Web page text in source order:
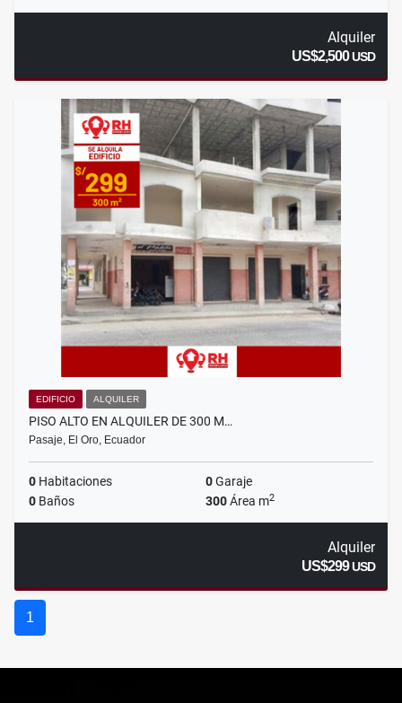
Alquiler
US$2,500USD
EDIFICIO ALQUILER
PISO ALTO EN ALQUILER DE 300 M…
Pasaje, El Oro, Ecuador
0 Habitaciones 0Garaje
0 Baños 300Área m2
Alquiler
US$299USD
1